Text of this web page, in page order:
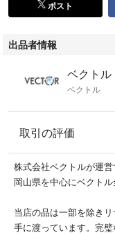
ポスト
出品者情報
ベクト
ベクトル
取引の評価
株式会社ベクトルが運営
岡山県を中心にベクト
当店の品は一部を除き
手に渡っています。完